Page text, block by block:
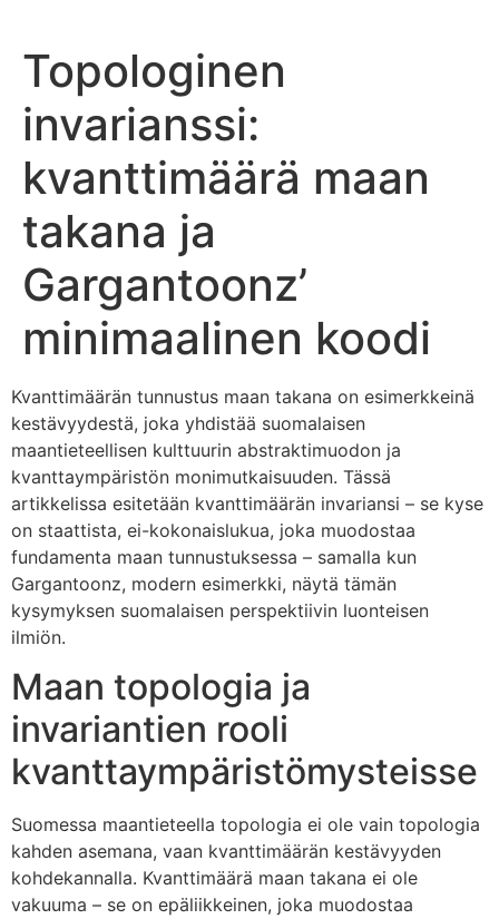
Topologinen
invarianssi:
kvanttimäärä maan
takana ja
Gargantoonz’
minimaalinen koodi
Kvanttimäärän tunnustus maan takana on esimerkkeinä
kestävyydestä, joka yhdistää suomalaisen
maantieteellisen kulttuurin abstraktimuodon ja
kvanttaympäristön monimutkaisuuden. Tässä
artikkelissa esitetään kvanttimäärän invariansi – se kyse
on staattista, ei-kokonaislukua, joka muodostaa
fundamenta maan tunnustuksessa – samalla kun
Gargantoonz, modern esimerkki, näytä tämän
kysymyksen suomalaisen perspektiivin luonteisen
ilmiön.
Maan topologia ja
invariantien rooli
kvanttaympäristömysteisse
Suomessa maantieteella topologia ei ole vain topologia
kahden asemana, vaan kvanttimäärän kestävyyden
kohdekannalla. Kvanttimäärä maan takana ei ole
vakuuma – se on epäliikkeinen, joka muodostaa